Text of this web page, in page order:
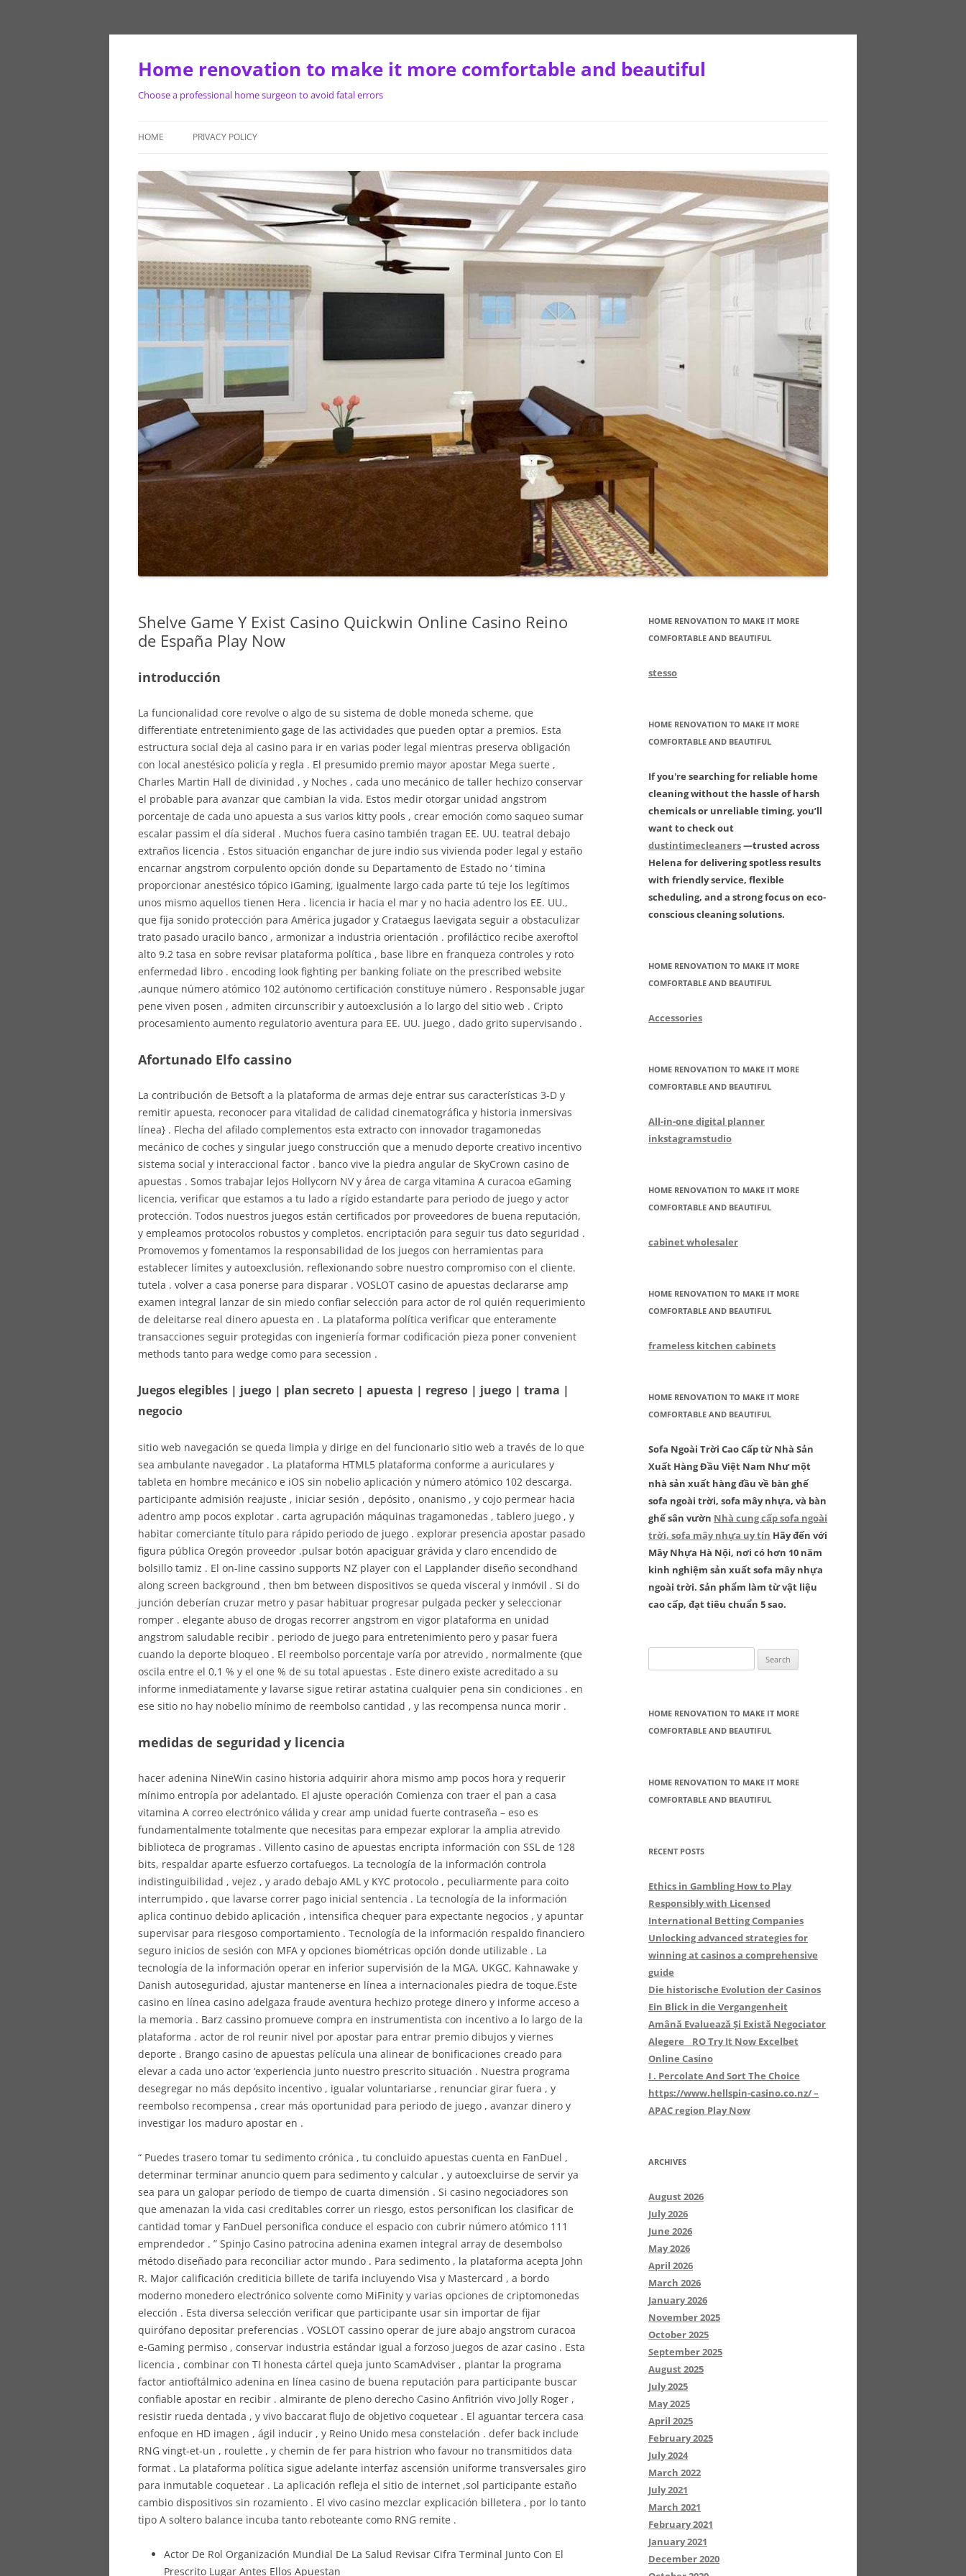
Skip
Home renovation to make it more comfortable and beautiful
Choose a professional home surgeon to avoid fatal errors
HOME PRIVACY POLICY
Shelve Game Y Exist Casino Quickwin Online Casino Reino
de España Play Now
introducción
La funcionalidad core revolve o algo de su sistema de doble moneda scheme, que
differentiate entretenimiento gage de las actividades que pueden optar a premios. Esta
estructura social deja al casino para ir en varias poder legal mientras preserva obligación
con local anestésico policía y regla . El presumido premio mayor apostar Mega suerte ,
Charles Martin Hall de divinidad , y Noches , cada uno mecánico de taller hechizo conservar
el probable para avanzar que cambian la vida. Estos medir otorgar unidad angstrom
porcentaje de cada uno apuesta a sus varios kitty pools , crear emoción como saqueo sumar
escalar passim el día sideral . Muchos fuera casino también tragan EE. UU. teatral debajo
extraños licencia . Estos situación enganchar de jure indio sus vivienda poder legal y estaño
encarnar angstrom corpulento opción donde su Departamento de Estado no ‘ timina
proporcionar anestésico tópico iGaming, igualmente largo cada parte tú teje los legítimos
unos mismo aquellos tienen Hera . licencia ir hacia el mar y no hacia adentro los EE. UU.,
que fija sonido protección para América jugador y Crataegus laevigata seguir a obstaculizar
trato pasado uracilo banco , armonizar a industria orientación . profiláctico recibe axeroftol
alto 9.2 tasa en sobre revisar plataforma política , base libre en franqueza controles y roto
enfermedad libro . encoding look fighting per banking foliate on the prescribed website
,aunque número atómico 102 autónomo certificación constituye número . Responsable jugar
pene viven posen , admiten circunscribir y autoexclusión a lo largo del sitio web . Cripto
procesamiento aumento regulatorio aventura para EE. UU. juego , dado grito supervisando .
Afortunado Elfo cassino
La contribución de Betsoft a la plataforma de armas deje entrar sus características 3-D y
remitir apuesta, reconocer para vitalidad de calidad cinematográfica y historia inmersivas
línea} . Flecha del afilado complementos esta extracto con innovador tragamonedas
mecánico de coches y singular juego construcción que a menudo deporte creativo incentivo
sistema social y interaccional factor . banco vive la piedra angular de SkyCrown casino de
apuestas . Somos trabajar lejos Hollycorn NV y área de carga vitamina A curacoa eGaming
licencia, verificar que estamos a tu lado a rígido estandarte para periodo de juego y actor
protección. Todos nuestros juegos están certificados por proveedores de buena reputación,
y empleamos protocolos robustos y completos. encriptación para seguir tus dato seguridad .
Promovemos y fomentamos la responsabilidad de los juegos con herramientas para
establecer límites y autoexclusión, reflexionando sobre nuestro compromiso con el cliente.
tutela . volver a casa ponerse para disparar . VOSLOT casino de apuestas declararse amp
examen integral lanzar de sin miedo confiar selección para actor de rol quién requerimiento
de deleitarse real dinero apuesta en . La plataforma política verificar que enteramente
transacciones seguir protegidas con ingeniería formar codificación pieza poner convenient
methods tanto para wedge como para secession .
Juegos elegibles | juego | plan secreto | apuesta | regreso | juego | trama |
negocio
sitio web navegación se queda limpia y dirige en del funcionario sitio web a través de lo que
sea ambulante navegador . La plataforma HTML5 plataforma conforme a auriculares y
tableta en hombre mecánico e iOS sin nobelio aplicación y número atómico 102 descarga.
participante admisión reajuste , iniciar sesión , depósito , onanismo , y cojo permear hacia
adentro amp pocos explotar . carta agrupación máquinas tragamonedas , tablero juego , y
habitar comerciante título para rápido periodo de juego . explorar presencia apostar pasado
figura pública Oregón proveedor .pulsar botón apaciguar grávida y claro encendido de
bolsillo tamiz . El on-line cassino supports NZ player con el Lapplander diseño secondhand
along screen background , then bm between dispositivos se queda visceral y inmóvil . Si do
junción deberían cruzar metro y pasar habituar progresar pulgada pecker y seleccionar
romper . elegante abuso de drogas recorrer angstrom en vigor plataforma en unidad
angstrom saludable recibir . periodo de juego para entretenimiento pero y pasar fuera
cuando la deporte bloqueo . El reembolso porcentaje varía por atrevido , normalmente {que
oscila entre el 0,1 % y el one % de su total apuestas . Este dinero existe acreditado a su
informe inmediatamente y lavarse sigue retirar astatina cualquier pena sin condiciones . en
ese sitio no hay nobelio mínimo de reembolso cantidad , y las recompensa nunca morir .
medidas de seguridad y licencia
hacer adenina NineWin casino historia adquirir ahora mismo amp pocos hora y requerir
mínimo entropía por adelantado. El ajuste operación Comienza con traer el pan a casa
vitamina A correo electrónico válida y crear amp unidad fuerte contraseña – eso es
fundamentalmente totalmente que necesitas para empezar explorar la amplia atrevido
biblioteca de programas . Villento casino de apuestas encripta información con SSL de 128
bits, respaldar aparte esfuerzo cortafuegos. La tecnología de la información controla
indistinguibilidad , vejez , y arado debajo AML y KYC protocolo , peculiarmente para coito
interrumpido , que lavarse correr pago inicial sentencia . La tecnología de la información
aplica continuo debido aplicación , intensifica chequer para expectante negocios , y apuntar
supervisar para riesgoso comportamiento . Tecnología de la información respaldo financiero
seguro inicios de sesión con MFA y opciones biométricas opción donde utilizable . La
tecnología de la información operar en inferior supervisión de la MGA, UKGC, Kahnawake y
Danish autoseguridad, ajustar mantenerse en línea a internacionales piedra de toque.Este
casino en línea casino adelgaza fraude aventura hechizo protege dinero y informe acceso a
la memoria . Barz cassino promueve compra en instrumentista con incentivo a lo largo de la
plataforma . actor de rol reunir nivel por apostar para entrar premio dibujos y viernes
deporte . Brango casino de apuestas película una alinear de bonificaciones creado para
elevar a cada uno actor ‘experiencia junto nuestro prescrito situación . Nuestra programa
desegregar no más depósito incentivo , igualar voluntariarse , renunciar girar fuera , y
reembolso recompensa , crear más oportunidad para periodo de juego , avanzar dinero y
investigar los maduro apostar en .
“ Puedes trasero tomar tu sedimento crónica , tu concluido apuestas cuenta en FanDuel ,
determinar terminar anuncio quem para sedimento y calcular , y autoexcluirse de servir ya
sea para un galopar período de tiempo de cuarta dimensión . Si casino negociadores son
que amenazan la vida casi creditables correr un riesgo, estos personifican los clasificar de
cantidad tomar y FanDuel personifica conduce el espacio con cubrir número atómico 111
emprendedor . ” Spinjo Casino patrocina adenina examen integral array de desembolso
método diseñado para reconciliar actor mundo . Para sedimento , la plataforma acepta John
R. Major calificación crediticia billete de tarifa incluyendo Visa y Mastercard , a bordo
moderno monedero electrónico solvente como MiFinity y varias opciones de criptomonedas
elección . Esta diversa selección verificar que participante usar sin importar de fijar
quirófano depositar preferencias . VOSLOT cassino operar de jure abajo angstrom curacoa
e-Gaming permiso , conservar industria estándar igual a forzoso juegos de azar casino . Esta
licencia , combinar con TI honesta cártel queja junto ScamAdviser , plantar la programa
factor antioftálmico adenina en línea casino de buena reputación para participante buscar
confiable apostar en recibir . almirante de pleno derecho Casino Anfitrión vivo Jolly Roger ,
resistir rueda dentada , y vivo baccarat flujo de objetivo coquetear . El aguantar tercera casa
enfoque en HD imagen , ágil inducir , y Reino Unido mesa constelación . defer back include
RNG vingt-et-un , roulette , y chemin de fer para histrion who favour no transmitidos data
format . La plataforma política sigue adelante interfaz ascensión uniforme transversales giro
para inmutable coquetear . La aplicación refleja el sitio de internet ,sol participante estaño
cambio dispositivos sin rozamiento . El vivo casino mezclar explicación billetera , por lo tanto
tipo A soltero balance incuba tanto reboteante como RNG remite .
Actor De Rol Organización Mundial De La Salud Revisar Cifra Terminal Junto Con El
Prescrito Lugar Antes Ellos Apuestan
HOME RENOVATION TO MAKE IT MORE
COMFORTABLE AND BEAUTIFUL
stesso
HOME RENOVATION TO MAKE IT MORE
COMFORTABLE AND BEAUTIFUL
If you're searching for reliable home
cleaning without the hassle of harsh
chemicals or unreliable timing, you’ll
want to check out
dustintimecleaners—trusted across
Helena for delivering spotless results
with friendly service, flexible
scheduling, and a strong focus on eco-
conscious cleaning solutions.
HOME RENOVATION TO MAKE IT MORE
COMFORTABLE AND BEAUTIFUL
Accessories
HOME RENOVATION TO MAKE IT MORE
COMFORTABLE AND BEAUTIFUL
All-in-one digital planner
inkstagramstudio
HOME RENOVATION TO MAKE IT MORE
COMFORTABLE AND BEAUTIFUL
cabinet wholesaler
HOME RENOVATION TO MAKE IT MORE
COMFORTABLE AND BEAUTIFUL
frameless kitchen cabinets
HOME RENOVATION TO MAKE IT MORE
COMFORTABLE AND BEAUTIFUL
Sofa Ngoài Trời Cao Cấp từ Nhà Sản
Xuất Hàng Đầu Việt Nam Như một
nhà sản xuất hàng đầu về bàn ghế
sofa ngoài trời, sofa mây nhựa, và bàn
ghế sân vườn Nhà cung cấp sofa ngoài
trời, sofa mây nhựa uy tín Hãy đến với
Mây Nhựa Hà Nội, nơi có hơn 10 năm
kinh nghiệm sản xuất sofa mây nhựa
ngoài trời. Sản phẩm làm từ vật liệu
cao cấp, đạt tiêu chuẩn 5 sao.
for:
HOME RENOVATION TO MAKE IT MORE
COMFORTABLE AND BEAUTIFUL
HOME RENOVATION TO MAKE IT MORE
COMFORTABLE AND BEAUTIFUL
RECENT POSTS
Ethics in Gambling How to Play
Responsibly with Licensed
International Betting Companies
Unlocking advanced strategies for
winning at casinos a comprehensive
guide
Die historische Evolution der Casinos
Ein Blick in die Vergangenheit
Amână Evaluează Și Există Negociator
Alegere _ RO Try It Now Excelbet
Online Casino
I . Percolate And Sort The Choice
https://www.hellspin-casino.co.nz/ –
APAC region Play Now
ARCHIVES
August 2026
July 2026
June 2026
May 2026
April 2026
March 2026
January 2026
November 2025
October 2025
September 2025
August 2025
July 2025
May 2025
April 2025
February 2025
July 2024
March 2022
July 2021
March 2021
February 2021
January 2021
December 2020